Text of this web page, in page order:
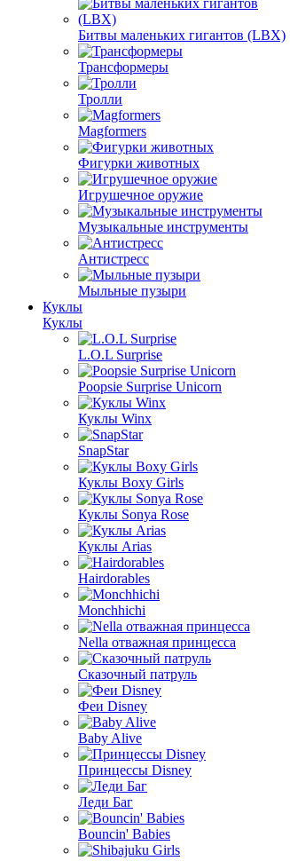
Битвы маленьких гигантов (LBX)
Трансформеры
Тролли
Magformers
Фигурки животных
Игрушечное оружие
Музыкальные инструменты
Антистресс
Мыльные пузыри
Куклы
Куклы
L.O.L Surprise
Poopsie Surprise Unicorn
Куклы Winx
SnapStar
Куклы Boxy Girls
Куклы Sonya Rose
Куклы Arias
Hairdorables
Monchhichi
Nella отважная принцесса
Сказочный патруль
Феи Disney
Baby Alive
Принцессы Disney
Леди Баг
Bouncin' Babies